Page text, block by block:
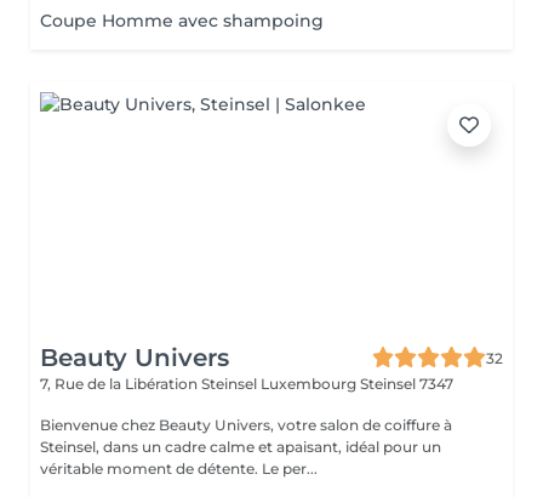
Coupe Homme avec shampoing
Beauty Univers
32
7, Rue de la Libération Steinsel Luxembourg Steinsel 7347
Bienvenue chez Beauty Univers, votre salon de coiffure à
Steinsel, dans un cadre calme et apaisant, idéal pour un
véritable moment de détente. Le per...